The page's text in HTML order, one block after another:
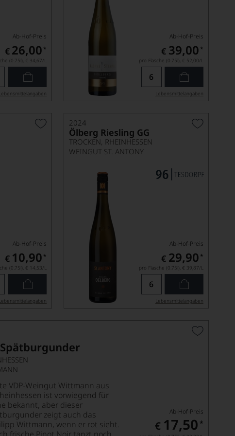
Ab-Hof-Preis
€ 26,00 *
(0.75l), € 34,67/L
Ab-Hof-Preis
€ 39,00 *
pro Flasche (0.75l), € 52,00/L
Lebensmittel­angaben
Ab-Hof-Preis
€ 10,90 *
(0.75l), € 14,53/L
2024
Ölberg Riesling GG
TROCKEN, RHEINHESSEN
WEINGUT ST. ANTONY
Ab-Hof-Preis
€ 29,90 *
pro Flasche (0.75l), € 39,87/L
Lebensmittel­angaben
VDP-Weingut Wittmann aus
ist vorwiegend für
bekannt, aber dieser
zeigt auch das
Wittmann, wenn er rot sieht.
Ab-Hof-Preis
€ 17,50 *